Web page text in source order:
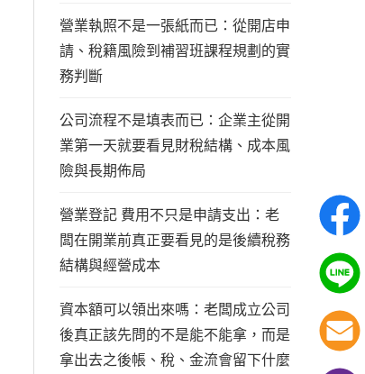
營業執照不是一張紙而已：從開店申
請、稅籍風險到補習班課程規劃的實
務判斷
公司流程不是填表而已：企業主從開
業第一天就要看見財稅結構、成本風
險與長期佈局
營業登記 費用不只是申請支出：老
闆在開業前真正要看見的是後續稅務
結構與經營成本
資本額可以領出來嗎：老闆成立公司
後真正該先問的不是能不能拿，而是
拿出去之後帳、稅、金流會留下什麼